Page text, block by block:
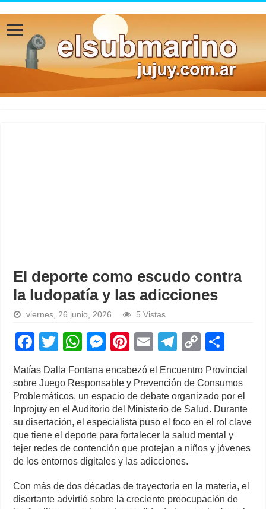
El deporte como escudo contra
la ludopatía y las adicciones
viernes, 26 junio, 2026 5 Vistas
F
a
c
e
b
o
o
T
wi
tt
er
W
at
s
A
p
p
M
ss
e
n
g
er
Pi
nt
er
e
st
E
m
ail
T
e
gr
a
m
C
o
p
y
Li
n
k
h
ar
e
Matías Dalla Fontana encabezó el Encuentro Provincial
sobre Juego Responsable y Prevención de Consumos
Problemáticos, un espacio de debate organizado por el
Inprojuy en el Auditorio del Ministerio de Salud. Durante
su disertación, el especialista puso el foco en el rol clave
que tiene el deporte para fortalecer la salud mental y
tejer redes de contención que protejan a niños y jóvenes
de los entornos digitales y las adicciones.
Con más de dos décadas de trayectoria en la materia, el
disertante advirtió sobre la creciente preocupación de